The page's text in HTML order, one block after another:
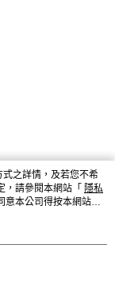
之詳情，及若您不希
，請參閱本網站「 隱私
意本公司得按本網站使